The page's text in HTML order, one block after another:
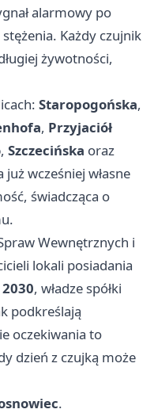
alarmowy po
Każdy czujnik
żywotności,
Staropogońska,
, Przyjaciół
, Szczecińska oraz
już wcześniej własne
świadcząca o
Wewnętrznych i
lokali posiadania
, władze spółki
podkreślają
oczekiwania to
dzień z czujką może
.